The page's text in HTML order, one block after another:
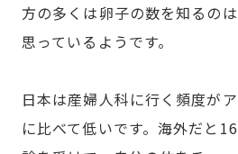
方の多くは卵子の数を知るの
思っているようです。
日本は産婦人科に行く頻度が
に比べて低いです。海外だと